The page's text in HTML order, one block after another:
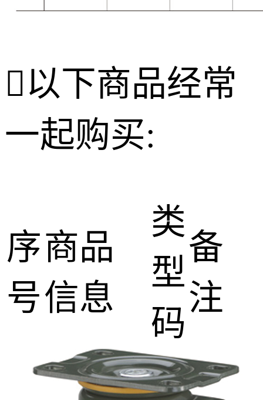
以下商品经常
一起购买:
序
号
商品
信息
类
型
码
备
注